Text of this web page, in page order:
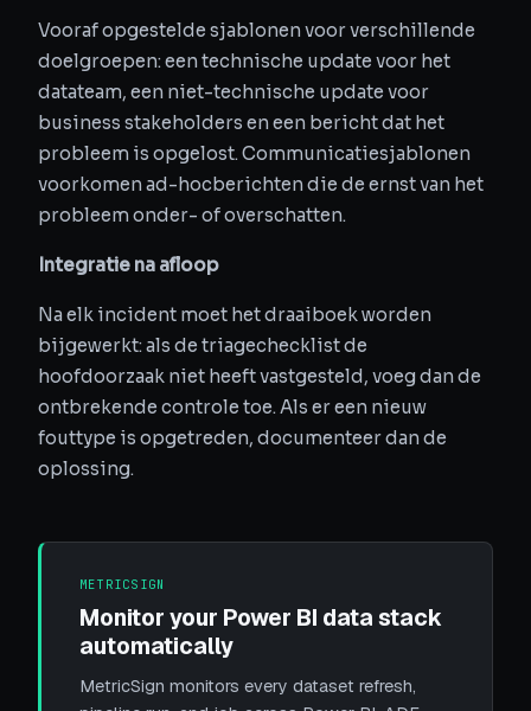
Vooraf opgestelde sjablonen voor verschillende
doelgroepen: een technische update voor het
datateam, een niet-technische update voor
business stakeholders en een bericht dat het
probleem is opgelost. Communicatiesjablonen
voorkomen ad-hocberichten die de ernst van het
probleem onder- of overschatten.
Integratie na afloop
Na elk incident moet het draaiboek worden
bijgewerkt: als de triagechecklist de
hoofdoorzaak niet heeft vastgesteld, voeg dan de
ontbrekende controle toe. Als er een nieuw
fouttype is opgetreden, documenteer dan de
oplossing.
METRICSIGN
Monitor your Power BI data stack
automatically
MetricSign monitors every dataset refresh,